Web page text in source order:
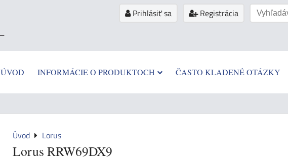
Prihlásiť sa Registrácia
ÚVOD INFORMÁCIE O PRODUKTOCH ČASTO KLADENÉ OTÁZKY
Úvod Lorus
Lorus RRW69DX9